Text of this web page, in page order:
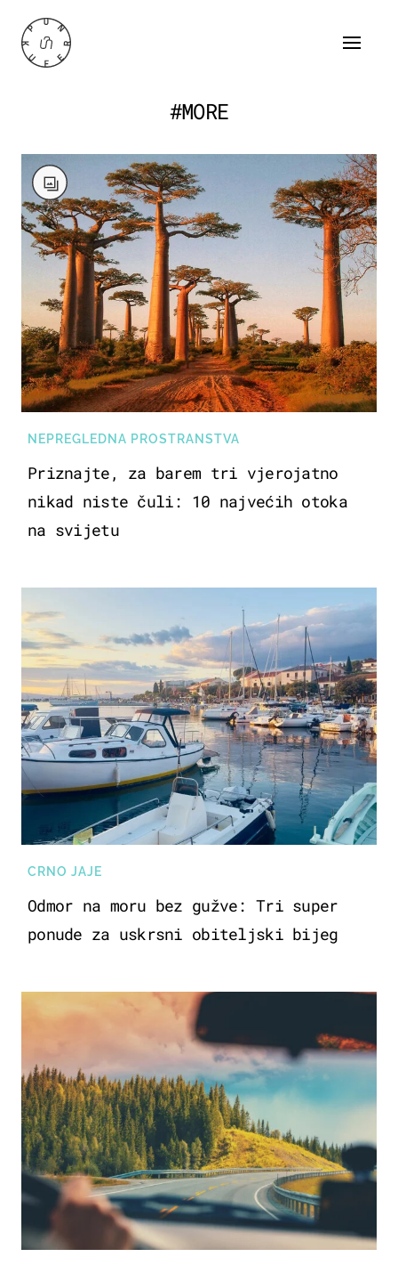
#MORE
NEPREGLEDNA PROSTRANSTVA
Priznajte, za barem tri vjerojatno
nikad niste čuli: 10 najvećih otoka
na svijetu
CRNO JAJE
Odmor na moru bez gužve: Tri super
ponude za uskrsni obiteljski bijeg